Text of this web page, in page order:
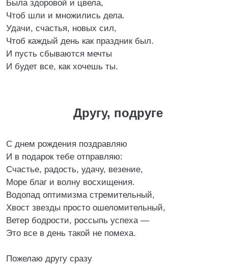
Была здоровой и цвела,
Чтоб шли и множились дела.
Удачи, счастья, новых сил,
Чтоб каждый день как праздник был.
И пусть сбываются мечты
И будет все, как хочешь ты.
Другу, подруге
С днем рождения поздравляю
И в подарок тебе отправляю:
Счастье, радость, удачу, везение,
Море благ и волну восхищения.
Водопад оптимизма стремительный,
Хвост звезды просто ошеломительный,
Ветер бодрости, россыпь успеха —
Это все в день такой не помеха.
Пожелаю другу сразу